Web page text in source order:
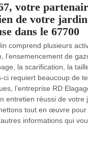
votre
de votre
dans le 67700
comprend plusieurs
l’ensemencement de
la scarification, la
ci requiert beaucoup de
l’entreprise RD
entretien réussi de votre
tout en œuvre
informations qui